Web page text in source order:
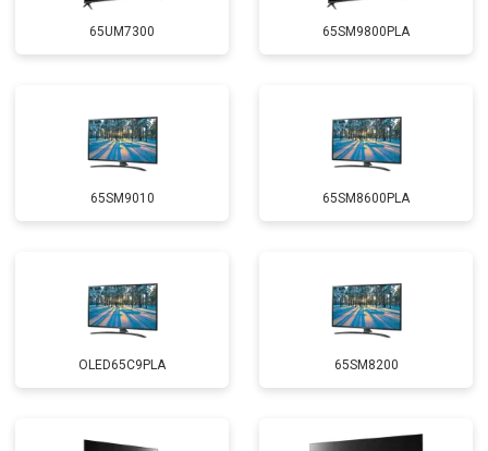
65UM7300 65SM9800PLA
65SM9010 65SM8600PLA
OLED65C9PLA 65SM8200